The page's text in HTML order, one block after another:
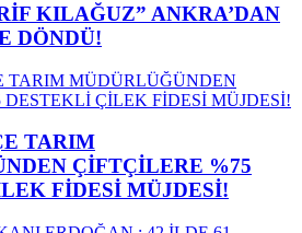
KILAĞUZ” ANKRA’DAN
DÖNDÜ!
TARIM
ÇİFTÇİLERE %75
FİDESİ MÜJDESİ!